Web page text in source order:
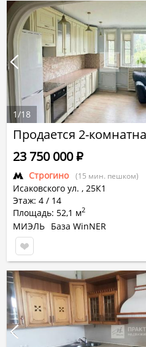
Продается 2-
Строгино (15 мин. пешком)
Исаковского ул. , 25К1
Этаж: 4 / 14
Площадь: 52,1 м2
23 750 000Р
МИЭЛЬ База WinNER
1/18